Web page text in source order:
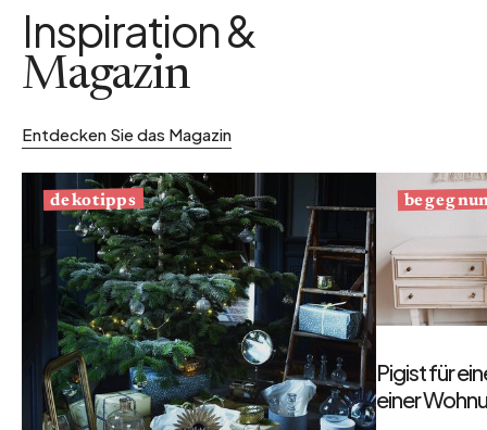
Inspiration &
Magazin
Entdecken Sie das Magazin
dekotipps
Pigist für
einer